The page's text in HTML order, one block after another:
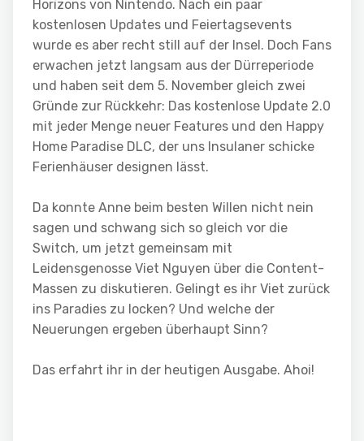
Horizons von Nintendo. Nach ein paar
kostenlosen Updates und Feiertagsevents
wurde es aber recht still auf der Insel. Doch Fans
erwachen jetzt langsam aus der Dürreperiode
und haben seit dem 5. November gleich zwei
Gründe zur Rückkehr: Das kostenlose Update 2.0
mit jeder Menge neuer Features und den Happy
Home Paradise DLC, der uns Insulaner schicke
Ferienhäuser designen lässt.
Da konnte Anne beim besten Willen nicht nein
sagen und schwang sich so gleich vor die
Switch, um jetzt gemeinsam mit
Leidensgenosse Viet Nguyen über die Content-
Massen zu diskutieren. Gelingt es ihr Viet zurück
ins Paradies zu locken? Und welche der
Neuerungen ergeben überhaupt Sinn?
Das erfahrt ihr in der heutigen Ausgabe. Ahoi!